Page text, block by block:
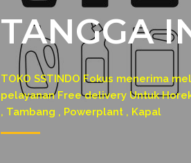
TANGGA
TOKO SSTINDO Fokus menerima
pelayanan Free delivery Untuk
, Tambang , Powerplant , Kapal